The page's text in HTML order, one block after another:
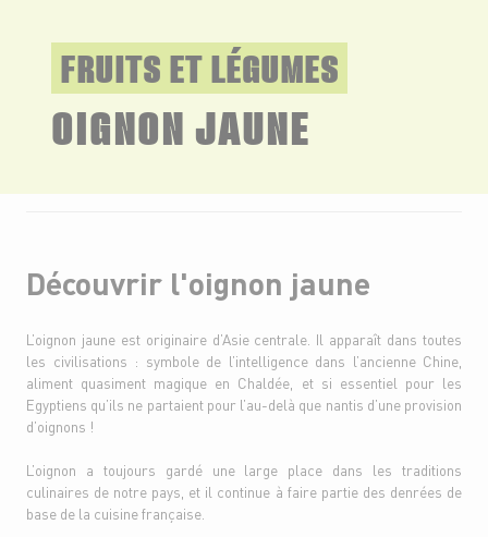
FRUITS ET LÉGUMES
OIGNON JAUNE
Découvrir l'oignon jaune
L’oignon jaune est originaire d’Asie centrale. Il apparaît dans toutes
les civilisations : symbole de l’intelligence dans l’ancienne Chine,
aliment quasiment magique en Chaldée, et si essentiel pour les
Egyptiens qu’ils ne partaient pour l’au-delà que nantis d’une provision
d’oignons !
L’oignon a toujours gardé une large place dans les traditions
culinaires de notre pays, et il continue à faire partie des denrées de
base de la cuisine française.